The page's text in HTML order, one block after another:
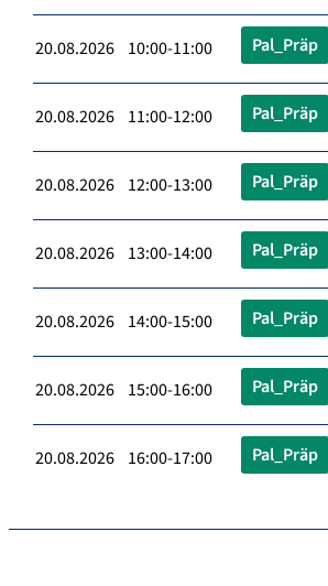
20.08.2026 10:00-11:00 Pal_Präp
20.08.2026 11:00-12:00 Pal_Präp
20.08.2026 12:00-13:00 Pal_Präp
20.08.2026 13:00-14:00 Pal_Präp
20.08.2026 14:00-15:00 Pal_Präp
20.08.2026 15:00-16:00 Pal_Präp
20.08.2026 16:00-17:00 Pal_Präp